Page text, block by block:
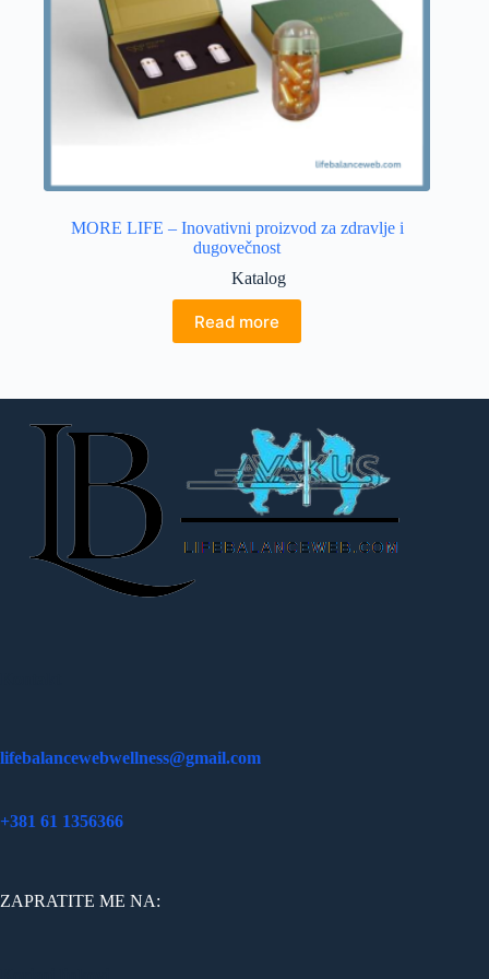
MORE LIFE – Inovativni proizvod za zdravlje i
dugovečnost
Katalog
Read more
lifebalancewebwellness@gmail.com
+381 61 1356366
ZAPRATITE ME NA: